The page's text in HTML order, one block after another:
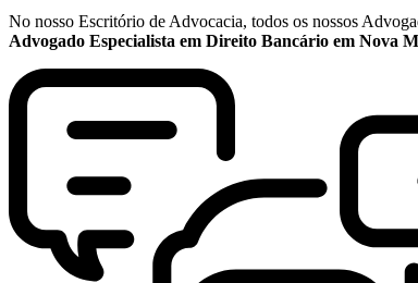
No nosso Escritório de Advocacia, todos os nossos
Advogado Especialista em Direito Bancário em Nova